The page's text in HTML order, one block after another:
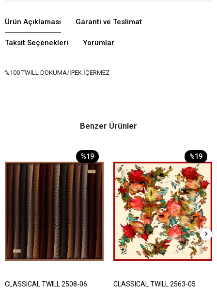
Ürün Açıklaması Garanti ve Teslimat
Taksit Seçenekleri Yorumlar
%100 TWILL DOKUMA/İPEK İÇERMEZ
Benzer Ürünler
%19
CLASSICAL TWILL 2508-06
%19
CLASSICAL TWILL 2563-05